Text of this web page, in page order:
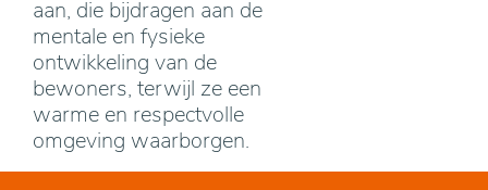
aan, die bijdragen aan de
mentale en fysieke
ontwikkeling van de
bewoners, terwijl ze een
warme en respectvolle
omgeving waarborgen.